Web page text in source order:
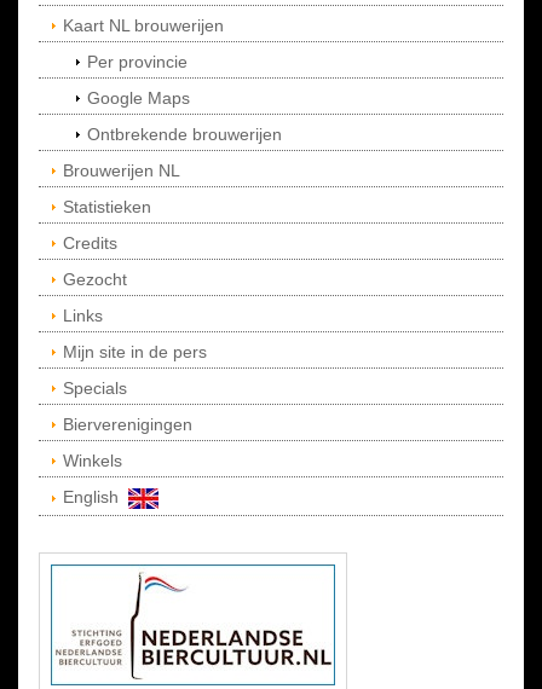
Kaart NL brouwerijen
Per provincie
Google Maps
Ontbrekende brouwerijen
Brouwerijen NL
Statistieken
Credits
Gezocht
Links
Mijn site in de pers
Specials
Bierverenigingen
Winkels
English